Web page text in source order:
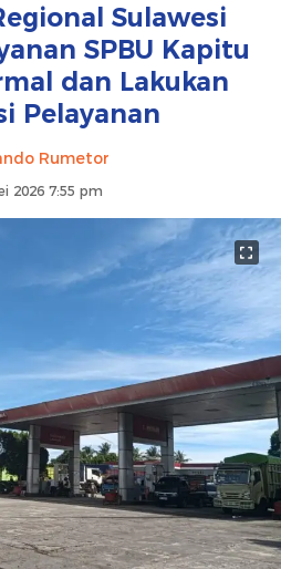
Sulawesi
SPBU Kapitu
dan Lakukan
Pelayanan
Rumetor
2026 7:55 pm